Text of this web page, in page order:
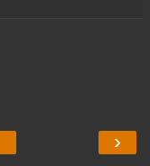
›